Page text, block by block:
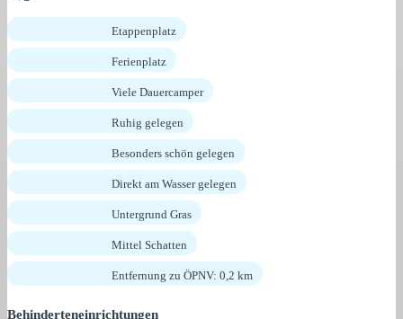
Etappenplatz
Ferienplatz
Viele Dauercamper
Ruhig gelegen
Besonders schön gelegen
Direkt am Wasser gelegen
Untergrund Gras
Mittel Schatten
Entfernung zu ÖPNV: 0,2 km
Behinderteneinrichtungen